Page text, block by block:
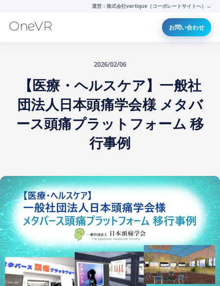
運営：株式会社vartique（コーポレートサイトへ）→
OneVR お問い合わせ
2026/02/06
【医療・ヘルスケア】一般社
団法人日本頭痛学会様 メタバ
ース頭痛プラットフォーム 移
行事例